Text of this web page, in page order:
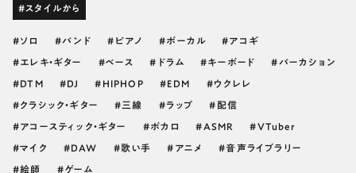
#スタイルから
ソロ バンド ピアノ ボーカル アコギ
エレキ・ギター ベース ドラム キーボード パーカション
DTM DJ HIPHOP EDM ウクレレ
クラシック・ギター 三線 ラップ 配信
アコースティック・ギター ボカロ ASMR VTuber
マイク DAW 歌い手 アニメ 音声ライブラリー
絵師 ゲーム